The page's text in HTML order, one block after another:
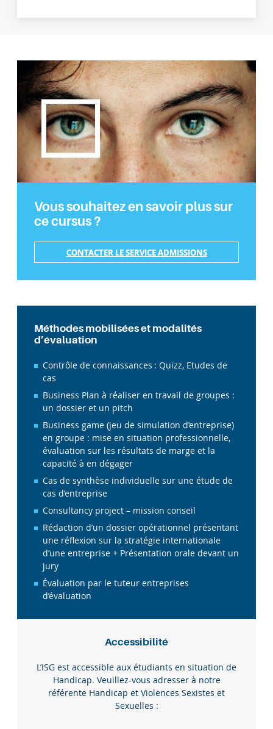
Vous souhaitez en savoir plus sur
ce cursus ?
CONTACTER LE SERVICE ADMISSIONS
Méthodes mobilisées et modalités
d’évaluation
Contrôle de connaissances : Quizz, Etudes de
cas
Business Plan à réaliser en travail de groupes :
un dossier et un pitch
Business game (jeu de simulation d’entreprise)
en groupe : mise en situation professionnelle,
évaluation sur les résultats de marge et la
capacité à en dégager
Cas de synthèse individuelle sur une étude de
cas d’entreprise
Consultancy project – mission conseil
Rédaction d’un dossier opérationnel présentant
une réflexion sur la stratégie internationale
d’une entreprise + Présentation orale devant un
jury
Évaluation par le tuteur entreprises
d’évaluation
Accessibilité
L’ISG est accessible aux étudiants en situation de
Handicap. Veuillez-vous adresser à notre
référente Handicap et Violences Sexistes et
Sexuelles :